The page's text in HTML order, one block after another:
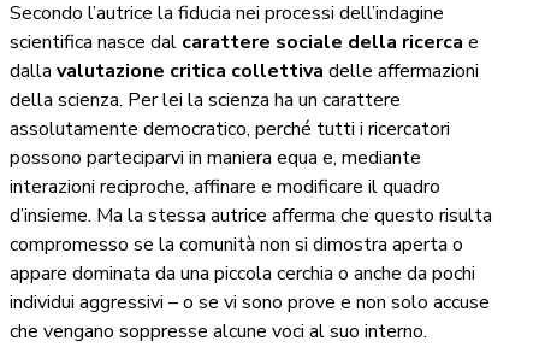
Secondo l’autrice la fiducia nei processi dell’indagine
scientifica nasce dal carattere sociale della ricerca e
dalla valutazione critica collettiva delle affermazioni
della scienza. Per lei la scienza ha un carattere
assolutamente democratico, perché tutti i ricercatori
possono parteciparvi in maniera equa e, mediante
interazioni reciproche, affinare e modificare il quadro
d’insieme. Ma la stessa autrice afferma che questo risulta
compromesso se la comunità non si dimostra aperta o
appare dominata da una piccola cerchia o anche da pochi
individui aggressivi – o se vi sono prove e non solo accuse
che vengano soppresse alcune voci al suo interno.